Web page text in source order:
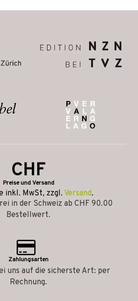
CHF
Preise und Versand
inkl. MwSt, zzgl. Versand.
in der Schweiz ab CHF 90.00
Bestellwert.
Zahlungsarten
uns auf die sicherste Art: per
Rechnung.